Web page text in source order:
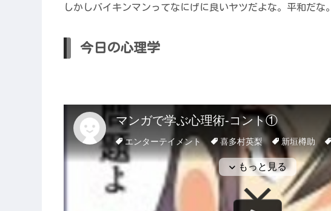
しかしバイキンマンってなにげに良いヤツだよな。平和だな。
今日の心理学